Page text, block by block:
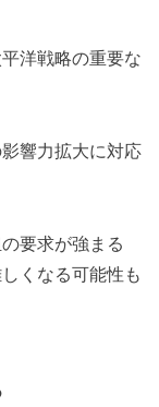
洋戦略の重要な
響力拡大に対応
要求が強まる
くなる可能性も